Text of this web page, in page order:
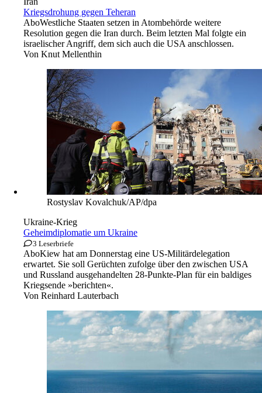
Kriegsdrohung gegen Teheran
AboWestliche Staaten setzen in Atombehörde weitere
Resolution gegen die Iran durch. Beim letzten Mal folgte ein
israelischer Angriff, dem sich auch die USA anschlossen.
Von Knut Mellenthin
Rostyslav Kovalchuk/AP/dpa
Ukraine-Krieg
Geheimdiplomatie um Ukraine
3 Leserbriefe
AboKiew hat am Donnerstag eine US-Militärdelegation
erwartet. Sie soll Gerüchten zufolge über den zwischen USA
und Russland ausgehandelten 28-Punkte-Plan für ein baldiges
Kriegsende »berichten«.
Von Reinhard Lauterbach